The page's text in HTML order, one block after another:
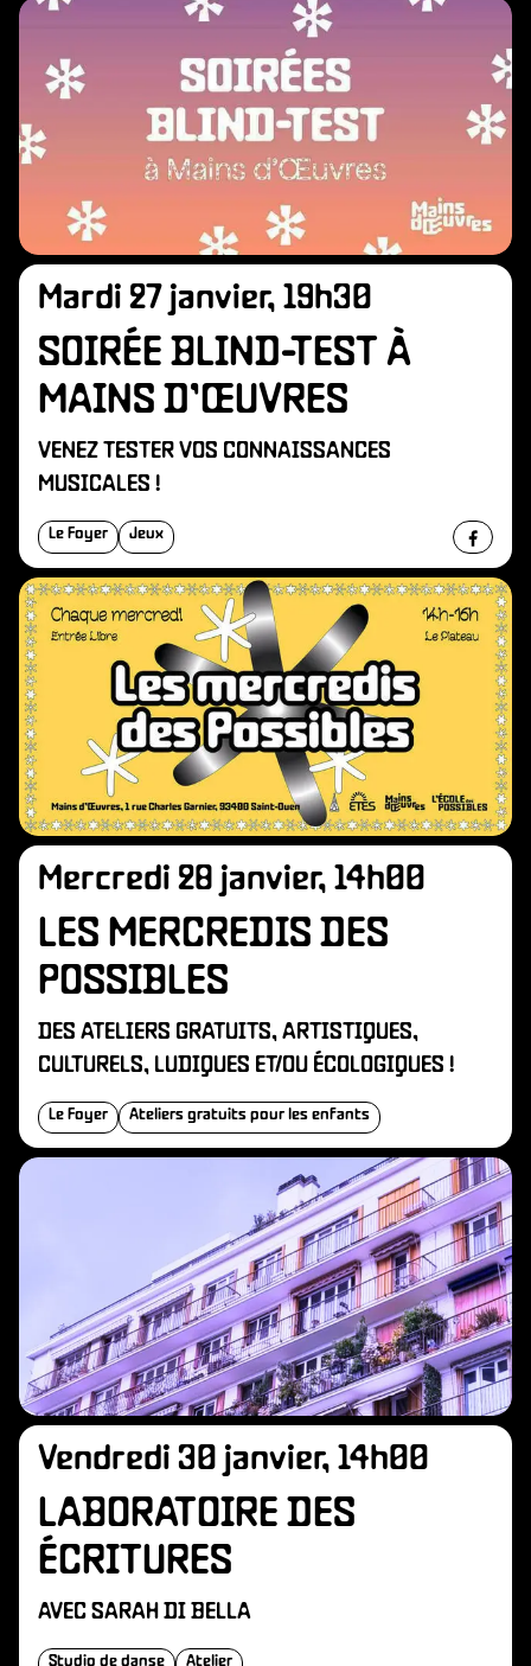
Mardi 27 janvier, 19h30
SOIRÉE BLIND-TEST À
MAINS D’ŒUVRES
VENEZ TESTER VOS CONNAISSANCES
MUSICALES !
Le Foyer Jeux
Mercredi 28 janvier, 14h00
LES MERCREDIS DES
POSSIBLES
DES ATELIERS GRATUITS, ARTISTIQUES,
CULTURELS, LUDIQUES ET/OU ÉCOLOGIQUES !
Le Foyer Ateliers gratuits pour les enfants
Vendredi 30 janvier, 14h00
LABORATOIRE DES
ÉCRITURES
AVEC SARAH DI BELLA
Studio de danse Atelier